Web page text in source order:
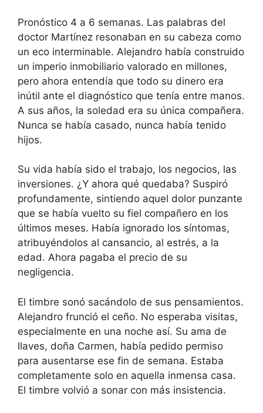
Pronóstico 4 a 6 semanas. Las palabras del
doctor Martínez resonaban en su cabeza como
un eco interminable. Alejandro había construido
un imperio inmobiliario valorado en millones,
pero ahora entendía que todo su dinero era
inútil ante el diagnóstico que tenía entre manos.
A sus años, la soledad era su única compañera.
Nunca se había casado, nunca había tenido
hijos.
Su vida había sido el trabajo, los negocios, las
inversiones. ¿Y ahora qué quedaba? Suspiró
profundamente, sintiendo aquel dolor punzante
que se había vuelto su fiel compañero en los
últimos meses. Había ignorado los síntomas,
atribuyéndolos al cansancio, al estrés, a la
edad. Ahora pagaba el precio de su
negligencia.
El timbre sonó sacándolo de sus pensamientos.
Alejandro frunció el ceño. No esperaba visitas,
especialmente en una noche así. Su ama de
llaves, doña Carmen, había pedido permiso
para ausentarse ese fin de semana. Estaba
completamente solo en aquella inmensa casa.
El timbre volvió a sonar con más insistencia.